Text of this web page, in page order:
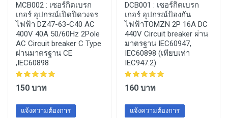
MCB002 : เซอร์กิตเบรก
เกอร์ อุปกรณ์เปิดปิดวงจร
ไฟฟ้า DZ47-63-C40 AC
400V 40A 50/60Hz 2Pole
AC Circuit breaker C Type
ผ่านมาตรฐาน CE
,IEC60898
150 บาท
แจ้งความต้องการ
DCB001 : เซอร์กิตเบรก
เกอร์ อุปกรณ์ป้องกัน
ไฟฟ้าTOMZN 2P 16A DC
440V Circuit breaker ผ่าน
มาตรฐาน IEC60947,
IEC60898 (เทียบเท่า
IEC947.2)
160 บาท
แจ้งความต้องการ